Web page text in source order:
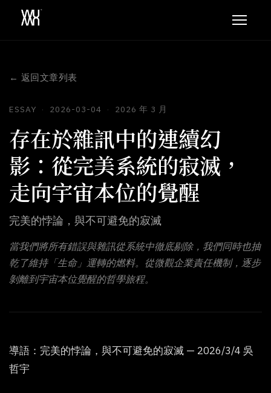
← 返回文章列表
ESSAY · 2026-03-04 · 2026 年 3 月
存在於雜訊中的連續幻
影：從完美系統的寂滅，
走向宇宙本位的覺醒
完美的悖論，與不可避免的寂滅
當我們將所有錯誤與雜訊從系統中徹底剔除，我們同時也抽
乾了維持「生命」運轉的燃料。從微觀企業責任機制，逐步
剝離到宇宙本位覺醒的哲學旅程。
導語：完美的悖論，與不可避免的寂滅 — 2026/3/4 吳
哲宇